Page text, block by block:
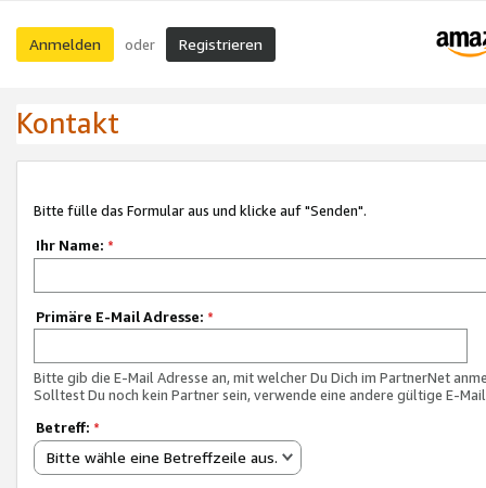
Anmelden oder Registrieren
Kontakt
Bitte fülle das Formular aus und klicke auf "Senden".
Ihr Name: *
Primäre E-Mail Adresse: *
Bitte gib die E-Mail Adresse an, mit welcher Du Dich im PartnerNet
Solltest Du noch kein Partner sein, verwende eine andere gültige E-
Betreff: *
Bitte wähle eine Betreffzeile aus.